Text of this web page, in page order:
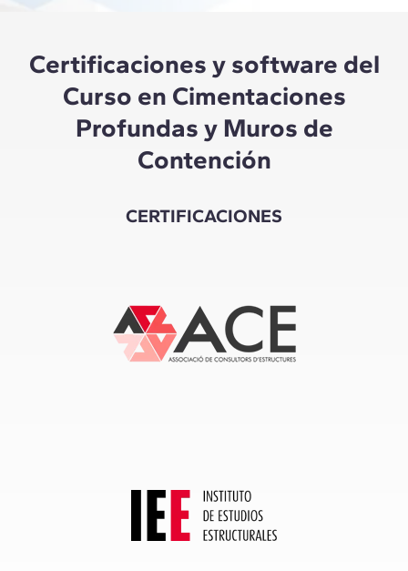
Certificaciones y software del
Curso en Cimentaciones
Profundas y Muros de
Contención
CERTIFICACIONES